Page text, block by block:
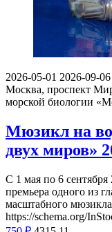
2026-05-01 2026-09-06
Москва, проспект
морской биологии
Мюзикл на
двух миров»
С 1 мая по 6
премьера одного из
масштабного
https://schema.org/